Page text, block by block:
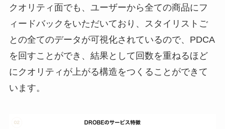
クオリティ面でも、ユーザーから全ての商品にフ
ィードバックをいただいており、スタイリストご
との全てのデータが可視化されているので、PDCA
を回すことができ、結果として回数を重ねるほど
にクオリティが上がる構造をつくることができて
います。